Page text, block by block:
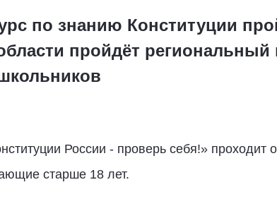
по знанию Конституции
пройдёт
России - проверь себя!» проходит
старше 18 лет.